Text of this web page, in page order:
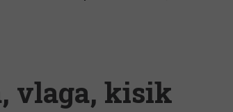
vlaga, kisik